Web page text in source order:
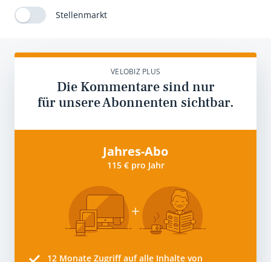
Stellenmarkt
VELOBIZ PLUS
Die Kommentare sind nur
für unsere Abonnenten sichtbar.
Jahres-Abo
115 € pro Jahr
12 Monate Zugriff auf alle Inhalte von